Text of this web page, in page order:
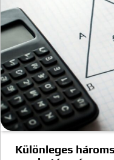
Különleges